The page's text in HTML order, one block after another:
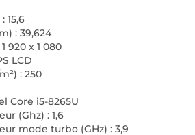
15,6
: 39,624
920 x 1 080
LCD
: 250
Core i5-8265U
(Ghz) : 1,6
mode turbo (GHz) : 3,9